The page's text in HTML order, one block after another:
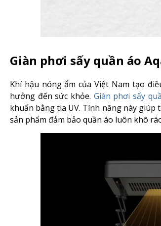
Giàn phơi sấy quần áo
Khí hậu nóng ẩm của Việt Nam tạo
hưởng đến sức khỏe. Giàn phơi sấy
khuẩn bằng tia UV. Tính năng này
sản phẩm đảm bảo quần áo luôn khô